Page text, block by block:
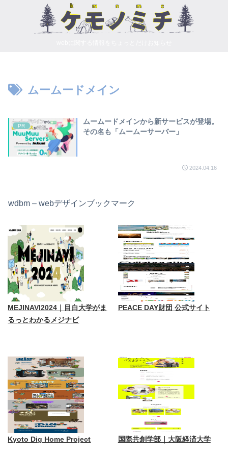
ムームードメイン
PR
ムームードメインから新サービスが登場。
その名も「ムームーサーバー」
2024.04.16
wdbm – webデザインブックマーク
MEJINAVI2024｜目白大学がま
るっとわかるメジナビ
PEACE DAY財団 公式サイト
Kyoto Dig Home Project 国際共創学部｜大阪経済大学